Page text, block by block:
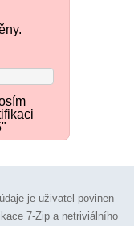
je uživatel povinen
7-Zip a netriviálního